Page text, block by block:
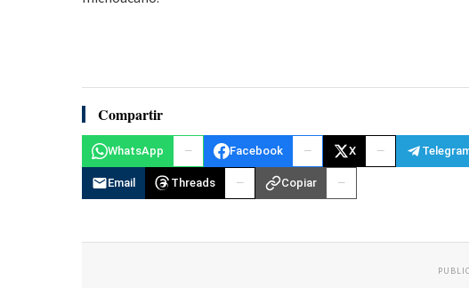
Compartir
WhatsApp Facebook X
Email Threads Copiar